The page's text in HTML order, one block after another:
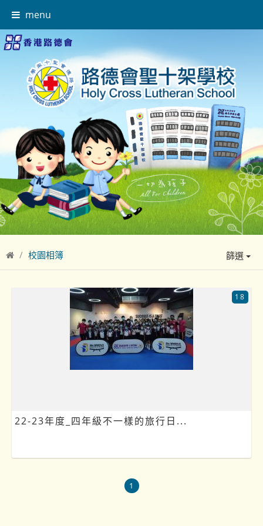
menu
校園相簿 篩選
22-23年度_四年級不一樣的旅行日...
18
1